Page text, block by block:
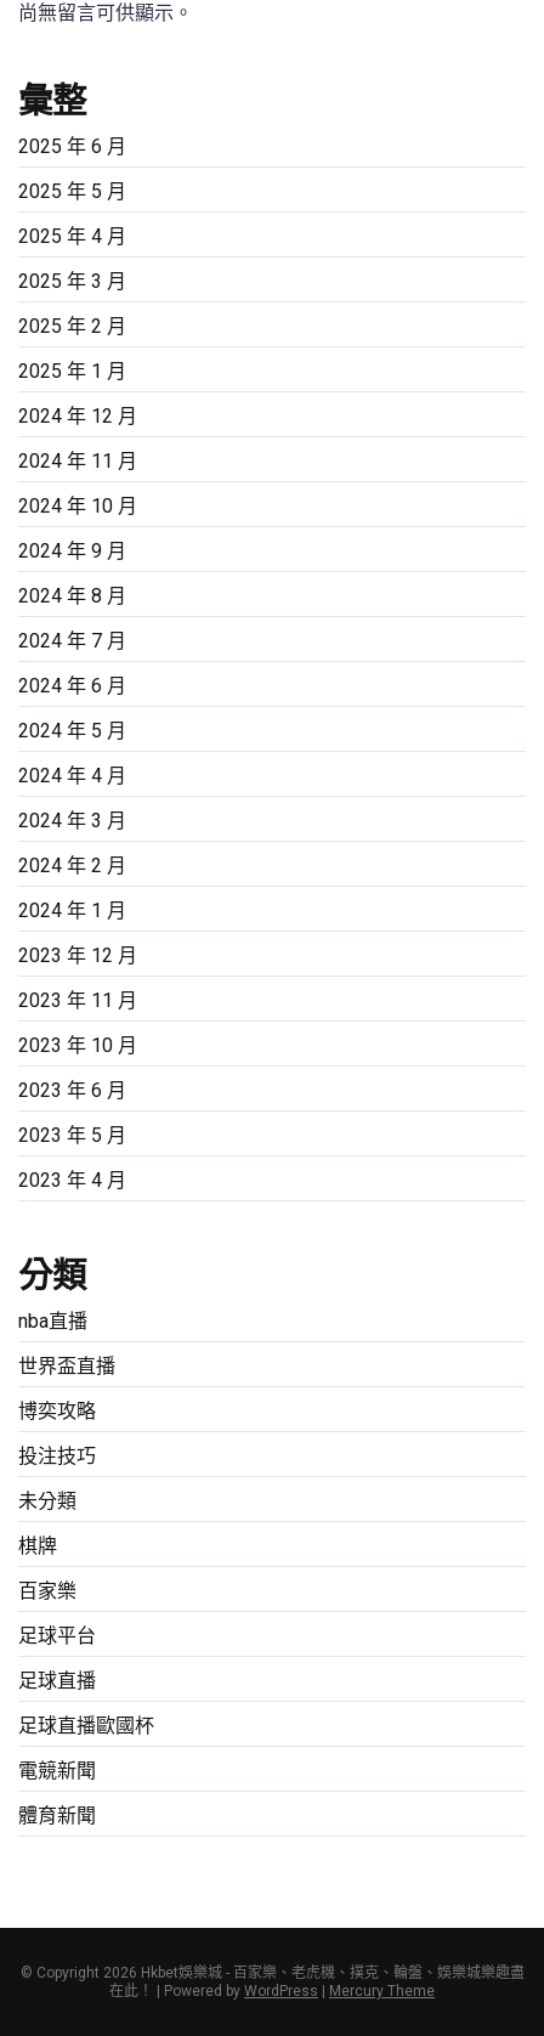
尚無留言可供顯示。
彙整
2025 年 6 月
2025 年 5 月
2025 年 4 月
2025 年 3 月
2025 年 2 月
2025 年 1 月
2024 年 12 月
2024 年 11 月
2024 年 10 月
2024 年 9 月
2024 年 8 月
2024 年 7 月
2024 年 6 月
2024 年 5 月
2024 年 4 月
2024 年 3 月
2024 年 2 月
2024 年 1 月
2023 年 12 月
2023 年 11 月
2023 年 10 月
2023 年 6 月
2023 年 5 月
2023 年 4 月
分類
nba直播
世界盃直播
博奕攻略
投注技巧
未分類
棋牌
百家樂
足球平台
足球直播
足球直播歐國杯
電競新聞
體育新聞
© Copyright 2026 Hkbet娛樂城 - 百家樂、老虎機、撲克、輪盤、娛樂城樂趣盡
在此！ | Powered by WordPress Mercury Theme